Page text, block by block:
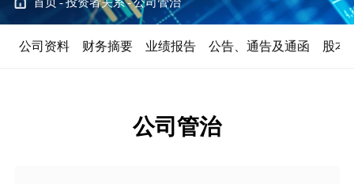
公司资料 财务摘要 业绩报告 公告、通告及通函 股本
公司管治